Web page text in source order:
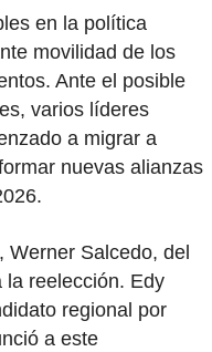
en la política
movilidad de los
Ante el posible
varios líderes
a migrar a
nuevas alianzas
Salcedo, del
la reelección. Edy
regional por
a este